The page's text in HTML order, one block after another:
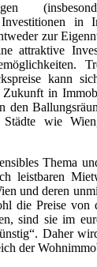
Investitionen in
zur
attraktive
kann
in
den
Städte wie
Thema
leistbaren
und deren
die Preise von
sind sie im
Daher
der